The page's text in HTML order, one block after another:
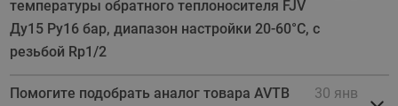
температуры обратного теплоносителя FJV
Ду15 Ру16 бар, диапазон настройки 20-60°C, с
резьбой Rp1/2
Помогите подобрать аналог товара AVTB
30 янв